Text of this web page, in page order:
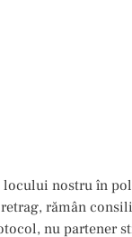
locului nostru în
rămân
nu partener